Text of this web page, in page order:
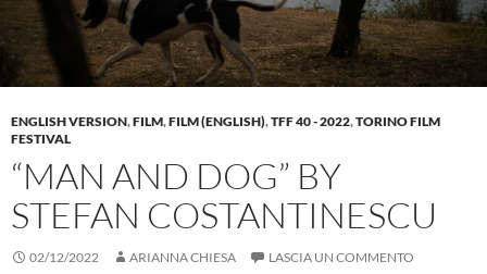
ENGLISH VERSION,FILM,FILM (ENGLISH),TFF 40 - 2022,TORINO FILM
FESTIVAL
“MAN AND DOG” BY
STEFAN COSTANTINESCU
02/12/2022 ARIANNA CHIESA LASCIA UN COMMENTO